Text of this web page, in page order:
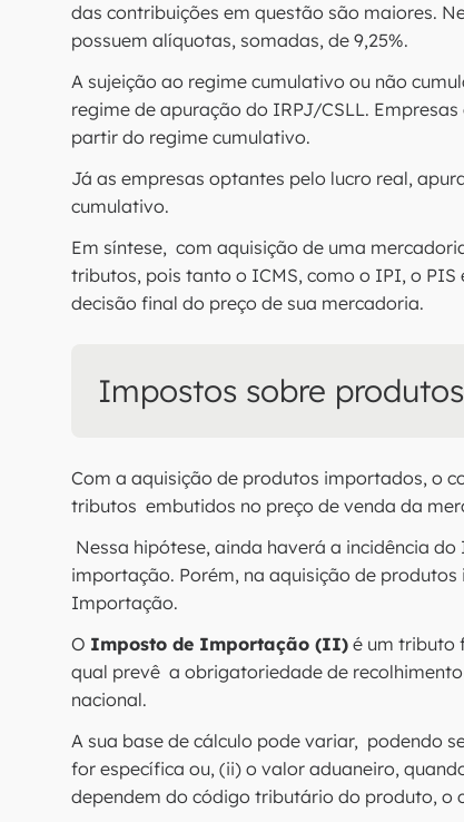
das contribuições em questão são maiores.
possuem alíquotas, somadas, de 9,25%.
A sujeição ao regime cumulativo ou não
regime de apuração do IRPJ/CSLL.
partir do regime cumulativo.
Já as empresas optantes pelo lucro real,
cumulativo.
Em síntese, com aquisição de uma
tributos, pois tanto o ICMS, como o IPI, o
decisão final do preço de sua mercadoria.
Impostos sobre
Com a aquisição de produtos importados, o
tributos embutidos no preço de venda da
Nessa hipótese, ainda haverá a incidência
importação. Porém, na aquisição de
Importação.
O Imposto de Importação (II) é um tributo
qual prevê a obrigatoriedade de
nacional.
A sua base de cálculo pode variar, podendo
for específica ou, (ii) o valor aduaneiro,
dependem do código tributário do produto, o